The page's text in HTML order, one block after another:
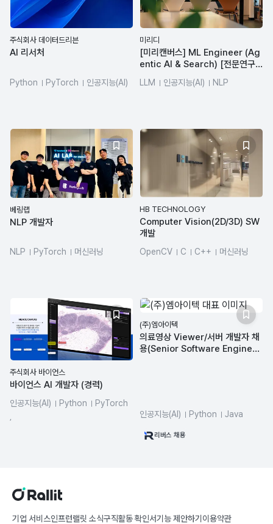
주식회사 데이터드리븐
AI 리서처
Python PyTorch 인공지능(AI)
미리디
[미리캔버스] ML Engineer (Ag
entic AI & Search) [전문연구요
LLM 인공지능(AI) NLP
베링랩
NLP 개발자
NLP PyTorch
머신러닝
HB TECHNOLOGY
Computer Vision(2D/3D) SW
개발
OpenCV C C++
머신러닝
주식회사 바이언스
바이언스 AI 개발자 (경력)
인공지능(AI) Python
PyTorch
(주)엠아이텍
의료영상 Viewer/서버 개발자 채
용(Senior Software Enginee
인공지능(AI) Python
Java
리버스 채용
기업 서비스인프런랠릿 소식구직활동 확인서기능 제안하기 이용약관